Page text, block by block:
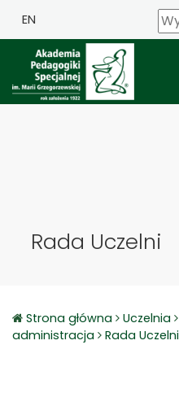
EN
Rada Uczelni
Strona główna Uczelnia
administracja
Rada Uczelni